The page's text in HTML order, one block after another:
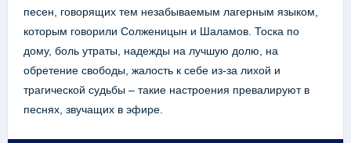
песен, говорящих тем незабываемым лагерным языком,
которым говорили Солженицын и Шаламов. Тоска по
дому, боль утраты, надежды на лучшую долю, на
обретение свободы, жалость к себе из-за лихой и
трагической судьбы – такие настроения превалируют в
песнях, звучащих в эфире.